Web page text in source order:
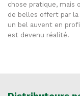
chose pratique, mais
de belles offert par la
un bel auvent en
est devenu réalité.